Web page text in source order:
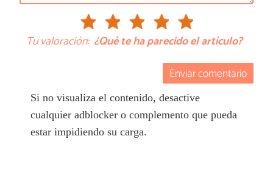
Tu valoración: ¿Qué te ha parecido el artículo?
Enviar comentario
Si no visualiza el contenido, desactive
cualquier adblocker o complemento que pueda
estar impidiendo su carga.